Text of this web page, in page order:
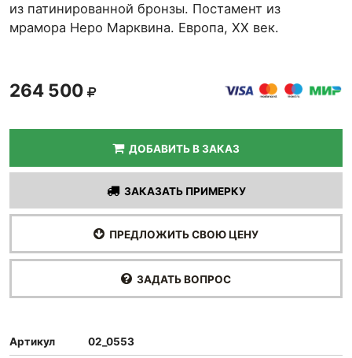
из патинированной бронзы. Постамент из
мрамора Неро Марквина. Европа, ХХ век.
264 500
ДОБАВИТЬ В ЗАКАЗ
ЗАКАЗАТЬ ПРИМЕРКУ
ПРЕДЛОЖИТЬ СВОЮ ЦЕНУ
ЗАДАТЬ ВОПРОС
Артикул 02_0553